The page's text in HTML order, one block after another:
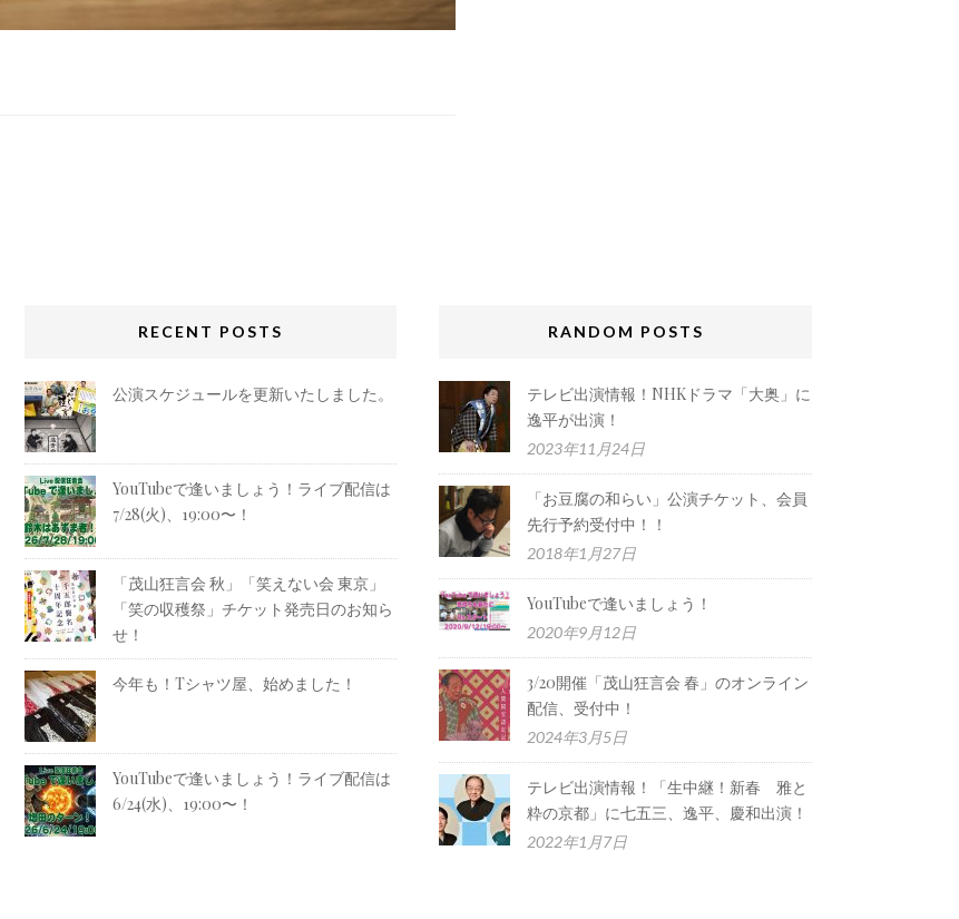
RECENT POSTS
公演スケジュールを更新いたしました。
YouTubeで逢いましょう！ライブ配信は
7/28(火)、19:00〜！
「茂山狂言会 秋」「笑えない会 東京」
「笑の収穫祭」チケット発売日のお知ら
せ！
今年も！Tシャツ屋、始めました！
YouTubeで逢いましょう！ライブ配信は
6/24(水)、19:00〜！
RANDOM POSTS
テレビ出演情報！NHKドラマ「大奥」に
逸平が出演！
2023年11月24日
「お豆腐の和らい」公演チケット、会員
先行予約受付中！！
2018年1月27日
YouTubeで逢いましょう！
2020年9月12日
3/20開催「茂山狂言会 春」のオンライン
配信、受付中！
2024年3月5日
テレビ出演情報！「生中継！新春 雅と
粋の京都」に七五三、逸平、慶和出演！
2022年1月7日